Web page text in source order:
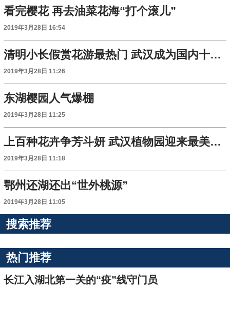
看完樱花 再去油菜花海“打个滚儿”
2019年3月28日 16:54
清明小长假赏花游最热门 武汉成为国内十大旅游目的地之一
2019年3月28日 11:26
东湖樱园人气爆棚
2019年3月28日 11:25
上百种花卉争芳斗妍 武汉植物园迎来最美赏花季
2019年3月28日 11:18
鄂州还湖还出“世外桃源”
2019年3月28日 11:05
搜索推荐
热门推荐
长江入湖北第一关的“疫”线守门员